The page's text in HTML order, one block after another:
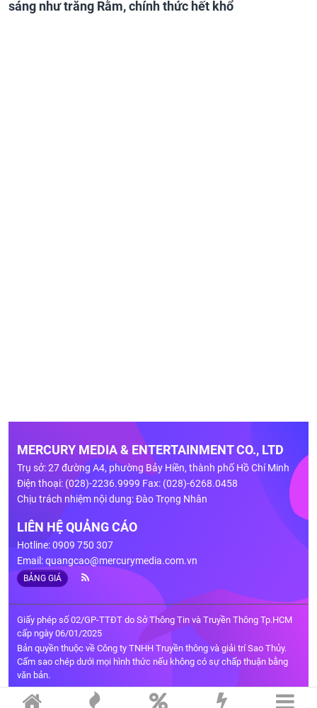
sáng như trăng Rằm, chính thức hết khổ
MERCURY MEDIA & ENTERTAINMENT CO., LTD
Trụ sở: 27 đường A4, phường Bảy Hiền, thành phố Hồ Chí Minh
Điện thoại: (028)-2236.9999 Fax: (028)-6268.0458
Chịu trách nhiệm nội dung: Đào Trọng Nhân
LIÊN HỆ QUẢNG CÁO
Hotline: 0909 750 307
Email:quangcao@mercurymedia.com.vn
BẢNG GIÁ
Giấy phép số 02/GP-TTĐT do Sở Thông Tin và Truyền Thông Tp.HCM
cấp ngày 06/01/2025
Bản quyền thuộc về Công ty TNHH Truyền thông và giải trí Sao Thủy.
Cấm sao chép dưới mọi hình thức nếu không có sự chấp thuận bằng
văn bản.